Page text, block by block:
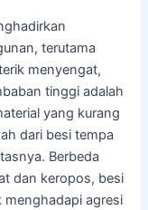
terutama
menyengat,
tinggi adalah
yang kurang
dari besi tempa
Berbeda
dan keropos, besi
menghadapi agresi